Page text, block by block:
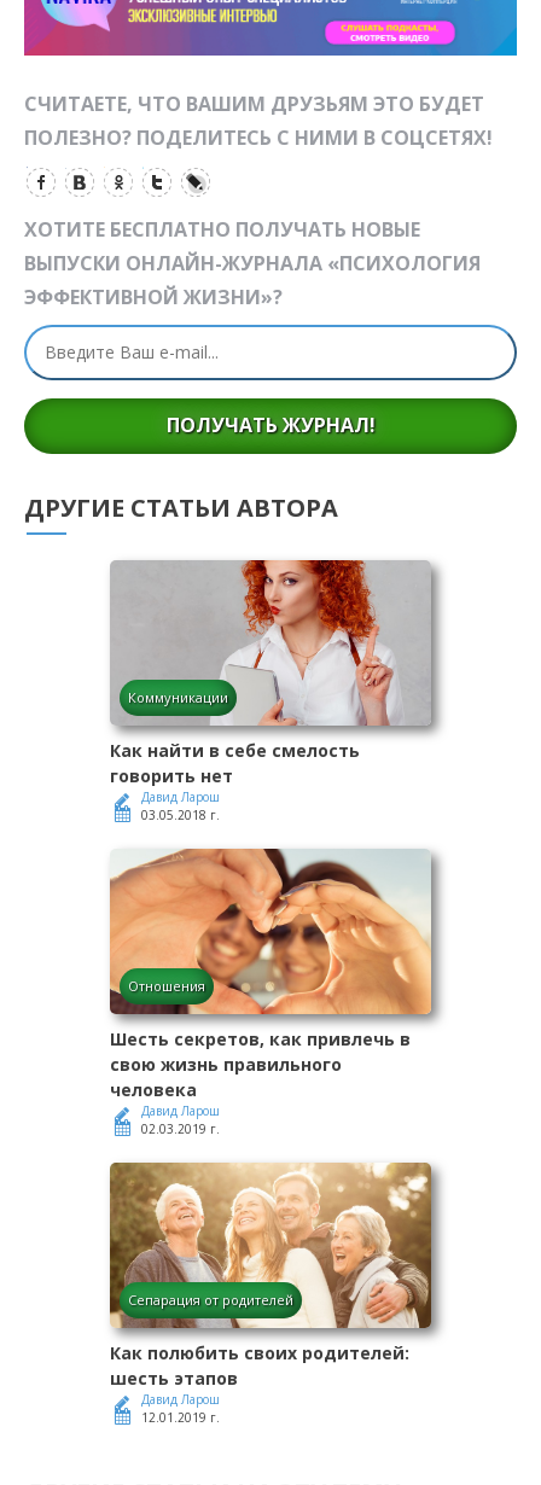
СЧИТАЕТЕ, ЧТО ВАШИМ ДРУЗЬЯМ ЭТО БУДЕТ
ПОЛЕЗНО? ПОДЕЛИТЕСЬ С НИМИ В СОЦСЕТЯХ!
ХОТИТЕ БЕСПЛАТНО ПОЛУЧАТЬ НОВЫЕ
ВЫПУСКИ ОНЛАЙН-ЖУРНАЛА «ПСИХОЛОГИЯ
ЭФФЕКТИВНОЙ ЖИЗНИ»?
ПОЛУЧАТЬ ЖУРНАЛ!
ДРУГИЕ СТАТЬИ АВТОРА
Коммуникации
Как найти в себе смелость
говорить нет
Давид Ларош
03.05.2018 г.
Отношения
Шесть секретов, как привлечь в
свою жизнь правильного
человека
Давид Ларош
02.03.2019 г.
Сепарация от родителей
Как полюбить своих родителей:
шесть этапов
Давид Ларош
12.01.2019 г.